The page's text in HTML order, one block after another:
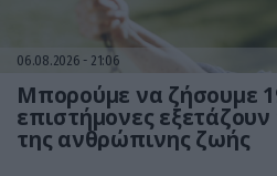
06.08.2026 21:06
Μπορούμε να ζήσουμε
επιστήμονες
της ανθρώπινης ζωής